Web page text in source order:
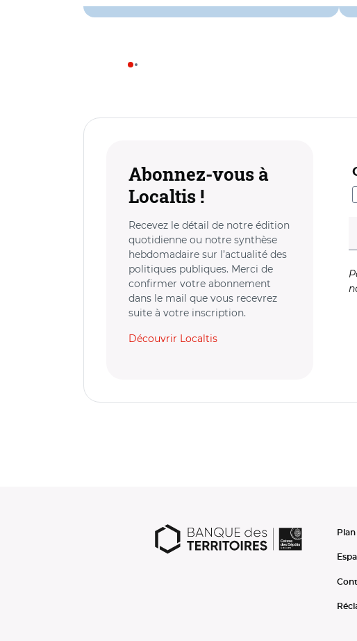
Abonnez-vous à
Localtis !
Recevez le détail de notre édition
quotidienne ou notre synthèse
hebdomadaire sur l’actualité des
politiques publiques. Merci de
confirmer votre abonnement
dans le mail que vous recevrez
suite à votre inscription.
Découvrir Localtis